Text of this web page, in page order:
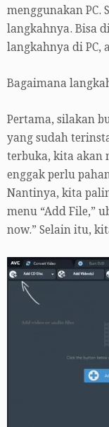
menggunakan PC.
langkahnya. Bisa
langkahnya di PC,
Bagaimana
Pertama, silakan
yang sudah
terbuka, kita akan
enggak perlu
Nantinya, kita
menu “Add File,”
now.” Selain itu,